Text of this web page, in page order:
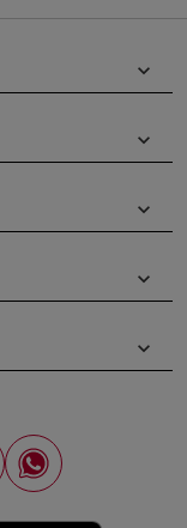
keyboard_arrow_down
keyboard_arrow_down
keyboard_arrow_down
keyboard_arrow_down
keyboard_arrow_down